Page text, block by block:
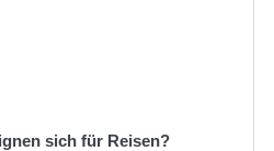
sich für Reisen?